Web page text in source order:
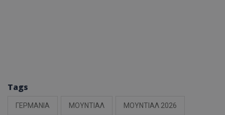
Tags
ΓΕΡΜΑΝΙΑ ΜΟΥΝΤΙΑΛ ΜΟΥΝΤΙΑΛ 2026